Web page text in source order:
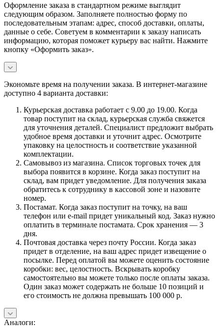
Оформление заказа в стандартном режиме выглядит
следующим образом. Заполняете полностью форму по
последовательным этапам: адрес, способ доставки, оплаты,
данные о себе. Советуем в комментарии к заказу написать
информацию, которая поможет курьеру вас найти. Нажмите
кнопку «Оформить заказ».
Экономьте время на получении заказа. В интернет-магазине
доступно 4 варианта доставки:
Курьерская доставка работает с 9.00 до 19.00. Когда
товар поступит на склад, курьерская служба свяжется
для уточнения деталей. Специалист предложит выбрать
удобное время доставки и уточнит адрес. Осмотрите
упаковку на целостность и соответствие указанной
комплектации.
Самовывоз из магазина. Список торговых точек для
выбора появится в корзине. Когда заказ поступит на
склад, вам придет уведомление. Для получения заказа
обратитесь к сотруднику в кассовой зоне и назовите
номер.
Постамат. Когда заказ поступит на точку, на ваш
телефон или e-mail придет уникальный код. Заказ нужно
оплатить в терминале постамата. Срок хранения — 3
дня.
Почтовая доставка через почту России. Когда заказ
придет в отделение, на ваш адрес придет извещение о
посылке. Перед оплатой вы можете оценить состояние
коробки: вес, целостность. Вскрывать коробку
самостоятельно вы можете только после оплаты заказа.
Один заказ может содержать не больше 10 позиций и
его стоимость не должна превышать 100 000 р.
Аналоги: